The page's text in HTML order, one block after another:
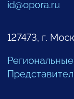
id@opora.ru
127473, г.